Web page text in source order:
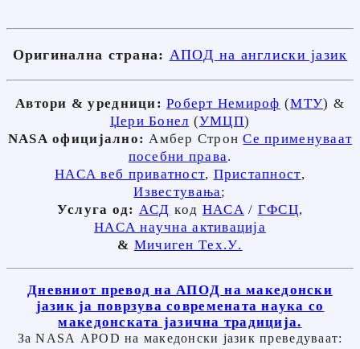
Оригинална страна: АПОД на англиски јазик
Автори & уредници:Роберт Немироф (MTУ) &
Џери Бонел (УМЦП)
NASA официјално:Амбер СтронСе применуваат
посебни права.
НАСА веб приватност, Пристапност,
Известувања;
Услуга од: АСД код НАСА / ГФСЦ,
НАСА научна активација
& Мичиген Тех.У.
Дневниот превод на АПОД на македонски
јазик ја поврзува современата наука со
македонската јазична традиција.
За NASA APOD на македонски јазик преведуваат: